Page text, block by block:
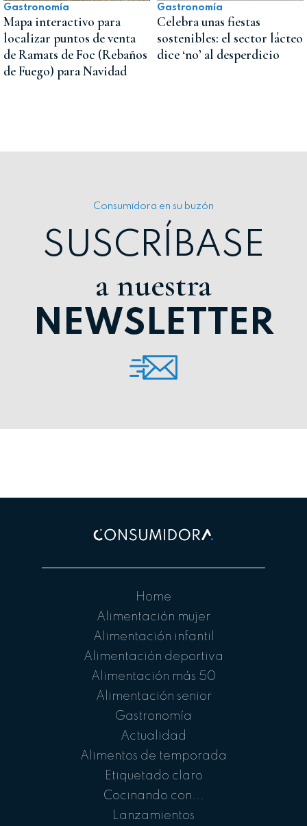
Gastronomía
Mapa interactivo para
localizar puntos de venta
de Ramats de Foc (Rebaños
de Fuego) para Navidad
Gastronomía
Celebra unas fiestas
sostenibles: el sector lácteo
dice ‘no’ al desperdicio
Consumidora en su buzón
SUSCRÍBASE
a nuestra
NEWSLETTER
Home
Alimentación mujer
Alimentación infantil
Alimentación deportiva
Alimentación más 50
Alimentación senior
Gastronomía
Actualidad
Alimentos de temporada
Etiquetado claro
Cocinando con...
Lanzamientos